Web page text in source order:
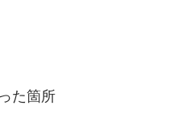
た箇所